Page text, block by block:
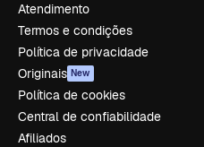
Atendimento
Termos e condições
Política de privacidade
Originais New
Política de cookies
Central de confiabilidade
Afiliados